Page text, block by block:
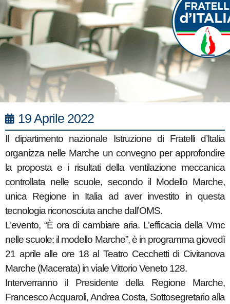
19 Aprile 2022
Il dipartimento nazionale Istruzione di Fratelli d’Italia
organizza nelle Marche un convegno per approfondire
la proposta e i risultati della ventilazione meccanica
controllata nelle scuole, secondo il Modello Marche,
unica Regione in Italia ad aver investito in questa
tecnologia riconosciuta anche dall’OMS.
L’evento, “È ora di cambiare aria. L’efficacia della Vmc
nelle scuole: il modello Marche”, è in programma giovedì
21 aprile alle ore 18 al Teatro Cecchetti di Civitanova
Marche (Macerata) in viale Vittorio Veneto 128.
Interverranno il Presidente della Regione Marche,
Francesco Acquaroli, Andrea Costa, Sottosegretario alla